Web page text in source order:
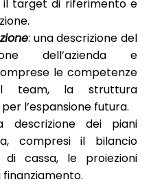
target di riferimento e
: una descrizione del
dell’azienda e
le competenze
team, la struttura
l’espansione futura.
descrizione dei piani
compresi il bilancio
di cassa, le proiezioni
finanziamento.